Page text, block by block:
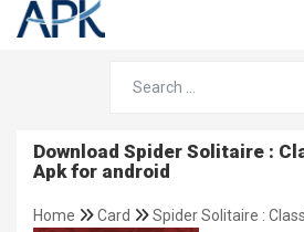
Download Spider Solitaire :
Apk for android
Home Card Spider Solitaire :